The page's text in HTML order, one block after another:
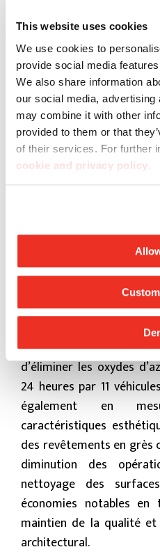
This website uses cookies
We use cookies to
provide social media
We also share information
our social media,
may combine it with other
provided to them or that
of their services. For further
cookie and privacy policy.
Bios Self-Cleaning® : le
l'air
Les dalles en grès
Casalgrande Padana
revêtements de façade
allient descapacités
d’élimination des NOx
principaux polluants de
qui concerne
performances
offrent une
l’amélioration de la
centres urbains. Il suffit
150 mètres carrés
une capacité de purifier
d’une forêt de la taille
d’éliminer les oxydes
24 heures par 11
également en
caractéristiques
des revêtements en
diminution des
nettoyage des
économies notables
maintien de la qualité et
architectural.